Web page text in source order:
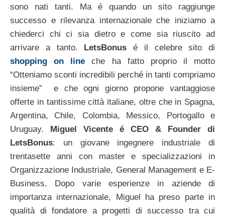
sono nati tanti. Ma é quando un sito raggiunge
successo e rilevanza internazionale che iniziamo a
chiederci chi ci sia dietro e come sia riuscito ad
arrivare a tanto.
LetsBonus é il celebre sito di
shopping on line che ha fatto proprio il motto
“Otteniamo sconti incredibili perché in tanti compriamo
insieme” e che ogni giorno propone vantaggiose
offerte in tantissime città italiane, oltre che in Spagna,
Argentina, Chile, Colombia, Messico, Portogallo e
Uruguay.
Miguel Vicente é CEO & Founder di
LetsBonus: un giovane ingegnere industriale di
trentasette anni con master e specializzazioni in
Organizzazione Industriale, General Management e E-
Business. Dopo varie esperienze in aziende di
importanza internazionale, Miguel ha preso parte in
qualità di fondatore a progetti di successo tra cui